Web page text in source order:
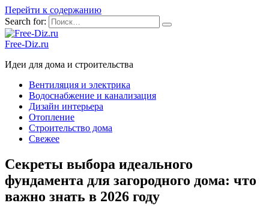
Перейти к содержанию
Search for:
Free-Diz.ru
Идеи для дома и строительства
Вентиляция и электрика
Водоснабжение и канализация
Дизайн интерьера
Отопление
Строительство дома
Свежее
Секреты выбора идеального
фундамента для загородного дома: что
важно знать в 2026 году